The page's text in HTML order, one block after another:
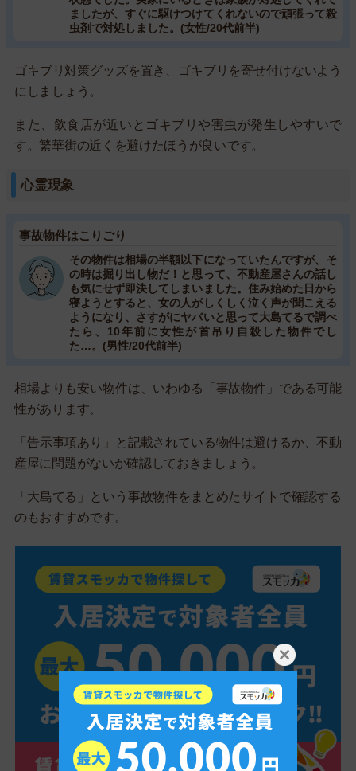
ましたが、すぐに駆けつけてくれないので頑張って殺
虫剤で対処しました。(女性/20代前半)
ゴキブリ対策グッズを置き、ゴキブリを寄せ付けないよう
にしましょう。
また、飲食店が近いとゴキブリや害虫が発生しやすいで
す。繁華街の近くを避けたほうが良いです。
心霊現象
事故物件はこりごり
その物件は相場の半額以下になっていたんですが、そ
の時は掘り出し物だ！と思って、不動産屋さんの話し
も気にせず即決してしまいました。住み始めた日から
寝ようとすると、女の人がしくしく泣く声が聞こえる
ようになり、さすがにヤバいと思って大島てるで調べ
たら、10年前に女性が首吊り自殺した物件でし
た…。(男性/20代前半)
相場よりも安い物件は、いわゆる「事故物件」である可能
性があります。
「告示事項あり」と記載されている物件は避けるか、不動
産屋に問題がないか確認しておきましょう。
「大島てる」という事故物件をまとめたサイトで確認する
のもおすすめです。